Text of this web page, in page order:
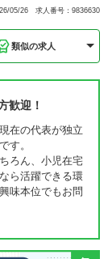
05/26 求人番号：9836630
類似の求人
歓迎！
在の代表が独立
す。
ろん、小児在宅
ら活躍できる環
味本位でもお問